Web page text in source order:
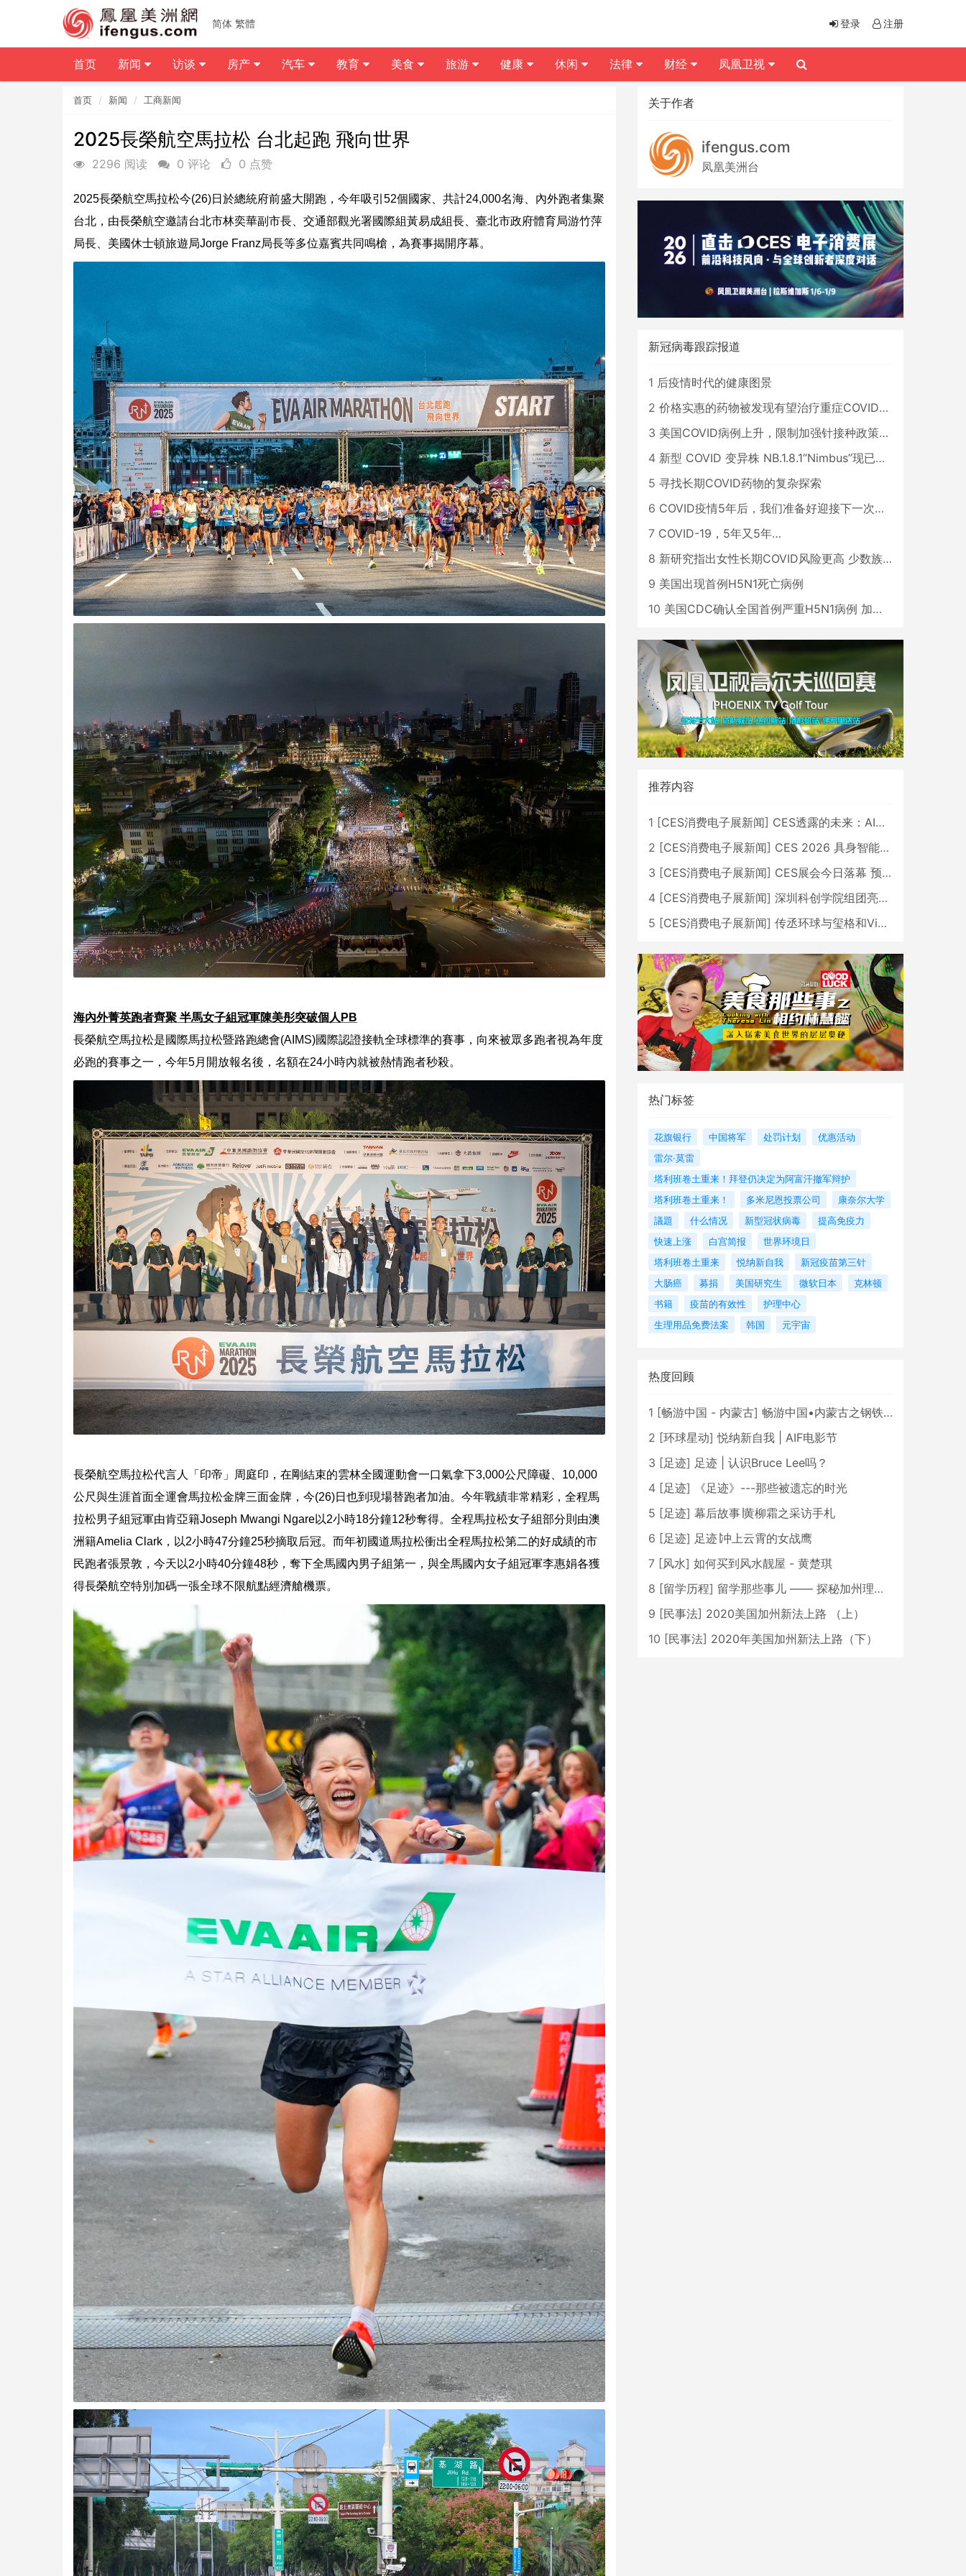
首页 新闻 工商新闻
2025長榮航空馬拉松 台北起跑 飛向世界
2296 阅读 0 评论 0 点赞
2025長榮航空馬拉松今(26)日於總統府前盛大開跑，今年吸引52個國家、共計24,000名海、內外跑者集聚
台北，由長榮航空邀請台北市林奕華副市長、交通部觀光署國際組黃易成組長、臺北市政府體育局游竹萍
局長、美國休士頓旅遊局Jorge Franz局長等多位嘉賓共同鳴槍，為賽事揭開序幕。
海內外菁英跑者齊聚 半馬女子組冠軍陳美彤突破個人PB
長榮航空馬拉松是國際馬拉松暨路跑總會(AIMS)國際認證接軌全球標準的賽事，向來被眾多跑者視為年度
必跑的賽事之一，今年5月開放報名後，名額在24小時內就被熱情跑者秒殺。
長榮航空馬拉松代言人「印帝」周庭印，在剛結束的雲林全國運動會一口氣拿下3,000公尺障礙、10,000
公尺與生涯首面全運會馬拉松金牌三面金牌，今(26)日也到現場替跑者加油。今年戰績非常精彩，全程馬
拉松男子組冠軍由肯亞籍Joseph Mwangi Ngare以2小時18分鐘12秒奪得。全程馬拉松女子組部分則由澳
洲籍Amelia Clark，以2小時47分鐘25秒摘取后冠。而年初國道馬拉松衝出全程馬拉松第二的好成績的市
民跑者張景敦，今天以2小時40分鐘48秒，奪下全馬國內男子組第一，與全馬國內女子組冠軍李惠娟各獲
得長榮航空特別加碼一張全球不限航點經濟艙機票。
关于作者
ifengus.com
凤凰美洲台
新冠病毒跟踪报道
1 后疫情时代的健康图景
2 价格实惠的药物被发现有望治疗重症COVID患者
3 美国COVID病例上升，限制加强针接种政策即将出台
4 新型 COVID 变异株 NB.1.8.1“Nimbus”现已在美国占据主导地位
5 寻找长期COVID药物的复杂探索
6 COVID疫情5年后，我们准备好迎接下一次大流行了吗？
7 COVID-19，5年又5年…
8 新研究指出女性长期COVID风险更高 少数族裔儿童存在差异
9 美国出现首例H5N1死亡病例
10 美国CDC确认全国首例严重H5N1病例 加州进入紧急状态
推荐内容
1 [CES消费电子展新闻] CES透露的未来：AI、机器人与智能生活大爆发
2 [CES消费电子展新闻] CES 2026 具身智能与创新领域 中国公司大放异彩
3 [CES消费电子展新闻] CES展会今日落幕 预计2026行业收入将超五千亿美元
4 [CES消费电子展新闻] 深圳科创学院组团亮相CES 广受好评
5 [CES消费电子展新闻] 传丞环球与玺格和VibeLens共同推出全新耳机
热门标签
花旗银行 中国将军 处罚计划
优惠活动
雷尔·莫雷
塔利班卷土重来！拜登仍决定为阿富汗撤军辩护
塔利班卷土重来！
多米尼恩投票公司
康奈尔大学
議題
什么情况 新型冠状病毒
提高免疫力
快速上涨
白宫简报
世界环境日
塔利班卷土重来
悦纳新自我
新冠疫苗第三针
大肠癌
募捐 美国研究生 微软日本
克林顿
书籍
疫苗的有效性
护理中心
生理用品免费法案
韩国 元宇宙
热度回顾
1 [畅游中国 - 内蒙古] 畅游中国•内蒙古之钢铁骄子，魅力包头
2 [环球星动] 悦纳新自我 | AIF电影节
3 [足迹] 足迹 | 认识Bruce Lee吗？
4 [足迹]
《足迹》---那些被遗忘的时光
5 [足迹] 幕后故事∣黄柳霜之采访手札
6 [足迹] 足迹∣冲上云霄的女战鹰
7 [风水] 如何买到风水靓屋 - 黄楚琪
8 [留学历程] 留学那些事儿 —— 探秘加州理工学院Caltech博士生活 [上集]
9 [民事法] 2020美国加州新法上路 （上）
10 [民事法] 2020年美国加州新法上路（下）
简体 繁體 登录 注册
首页 新闻 访谈 房产 汽车 教育 美食 旅游 健康 休闲 法律 财经 凤凰卫视